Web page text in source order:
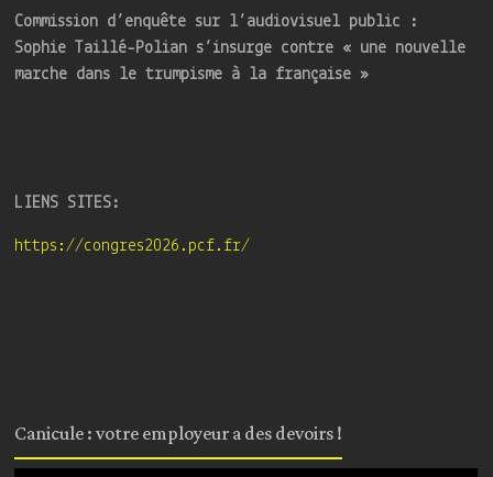
Commission d’enquête sur l’audiovisuel public :
Sophie Taillé-Polian s’insurge contre « une nouvelle
marche dans le trumpisme à la française »
LIENS SITES:
https://congres2026.pcf.fr/
Canicule : votre employeur a des devoirs !